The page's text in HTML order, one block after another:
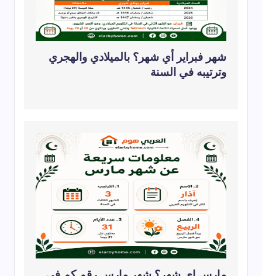
شهر فبراير أي شهر؟ بالميلادي والهجري
وترتيبه في السنة